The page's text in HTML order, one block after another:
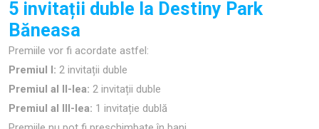
5 invitații duble la Destiny Park
Băneasa
Premiile vor fi acordate astfel:
Premiul I: 2 invitații duble
Premiul al II-lea: 2 invitații duble
Premiul al III-lea: 1 invitație dublă